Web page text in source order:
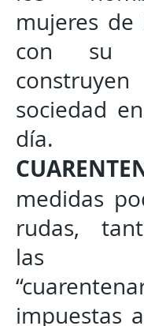
mujeres de
con su
sociedad
día.
medidas
rudas,
las
impuestas